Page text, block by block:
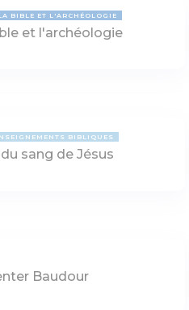
BIBLE ET L'ARCHÉOLOGIE
et l'archéologie
BIBLIQUES
sang de Jésus
Baudour